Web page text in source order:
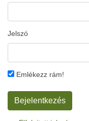
Jelszó
Emlékezz rám!